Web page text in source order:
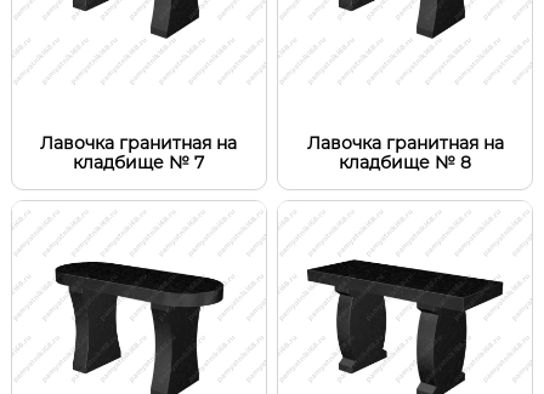
Лавочка гранитная на
кладбище № 7
Лавочка гранитная на
кладбище № 8